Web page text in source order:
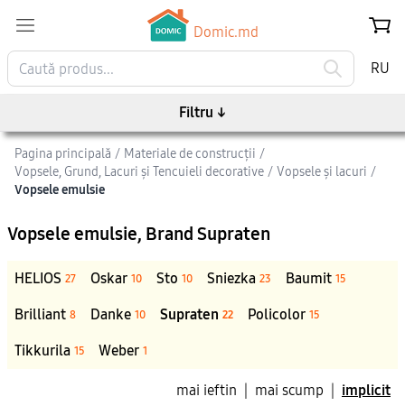
Domic.md
RU
Pagina principală / Materiale de construcții /
Vopsele, Grund, Lacuri și Tencuieli decorative / Vopsele și lacuri /
Vopsele emulsie
Vopsele emulsie, Brand Supraten
HELIOS 27 Oskar 10 Sto 10 Sniezka 23 Baumit 15
Brilliant 8 Danke 10 Supraten 22 Policolor 15
Tikkurila 15 Weber 1
mai ieftin mai scump implicit
Filtru ↓